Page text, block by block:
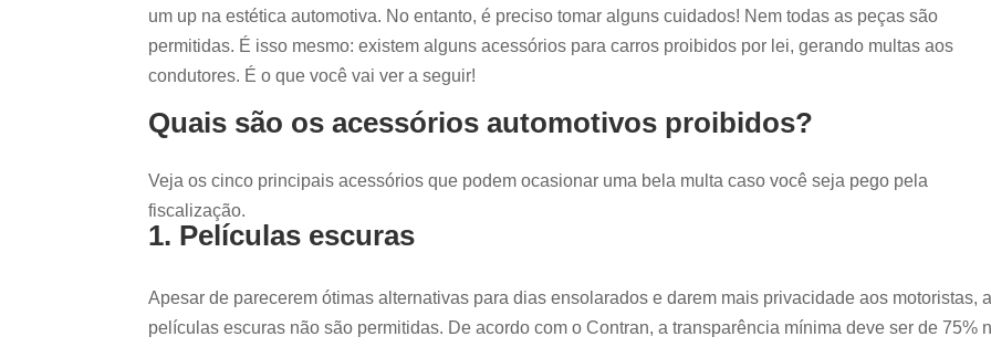
um up na estética automotiva. No entanto, é preciso tomar alguns cuidados! Nem todas as peças são
permitidas. É isso mesmo: existem alguns acessórios para carros proibidos por lei, gerando multas aos
condutores. É o que você vai ver a seguir!
Quais são os acessórios automotivos proibidos?
Veja os cinco principais acessórios que podem ocasionar uma bela multa caso você seja pego pela
fiscalização.
1. Películas escuras
Apesar de parecerem ótimas alternativas para dias ensolarados e darem mais privacidade aos motoristas,
películas escuras não são permitidas. De acordo com o Contran, a transparência mínima deve ser de 75%